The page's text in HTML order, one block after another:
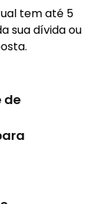
tem até 5
sua dívida ou
de